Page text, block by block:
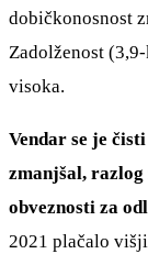
dobičkonosnost
Zadolženost
visoka.
Vendar se je
zmanjšal, razlog
obveznosti za
2021 plačalo